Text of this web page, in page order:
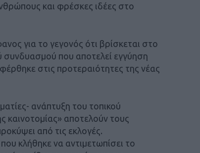
και φρέσκες ιδέες στο
για το γεγονός ότι βρίσκεται στο
συνδυασμού που αποτελεί εγγύηση
στις προτεραιότητες της νέας
ανάπτυξη του τοπικού
καινοτομίας» αποτελούν τους
από τις εκλογές.
κλήθηκε να αντιμετωπίσει το